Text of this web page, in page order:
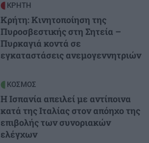
ΚΡΗΤΗ
Κρήτη: Κινητοποίηση της
Πυροσβεστικής στη Σητεία –
Πυρκαγιά κοντά σε
εγκαταστάσεις ανεμογεννητριών
ΚΟΣΜΟΣ
Η Ισπανία απειλεί με αντίποινα
κατά της Ιταλίας στον απόηχο της
επιβολής των συνοριακών
ελέγχων